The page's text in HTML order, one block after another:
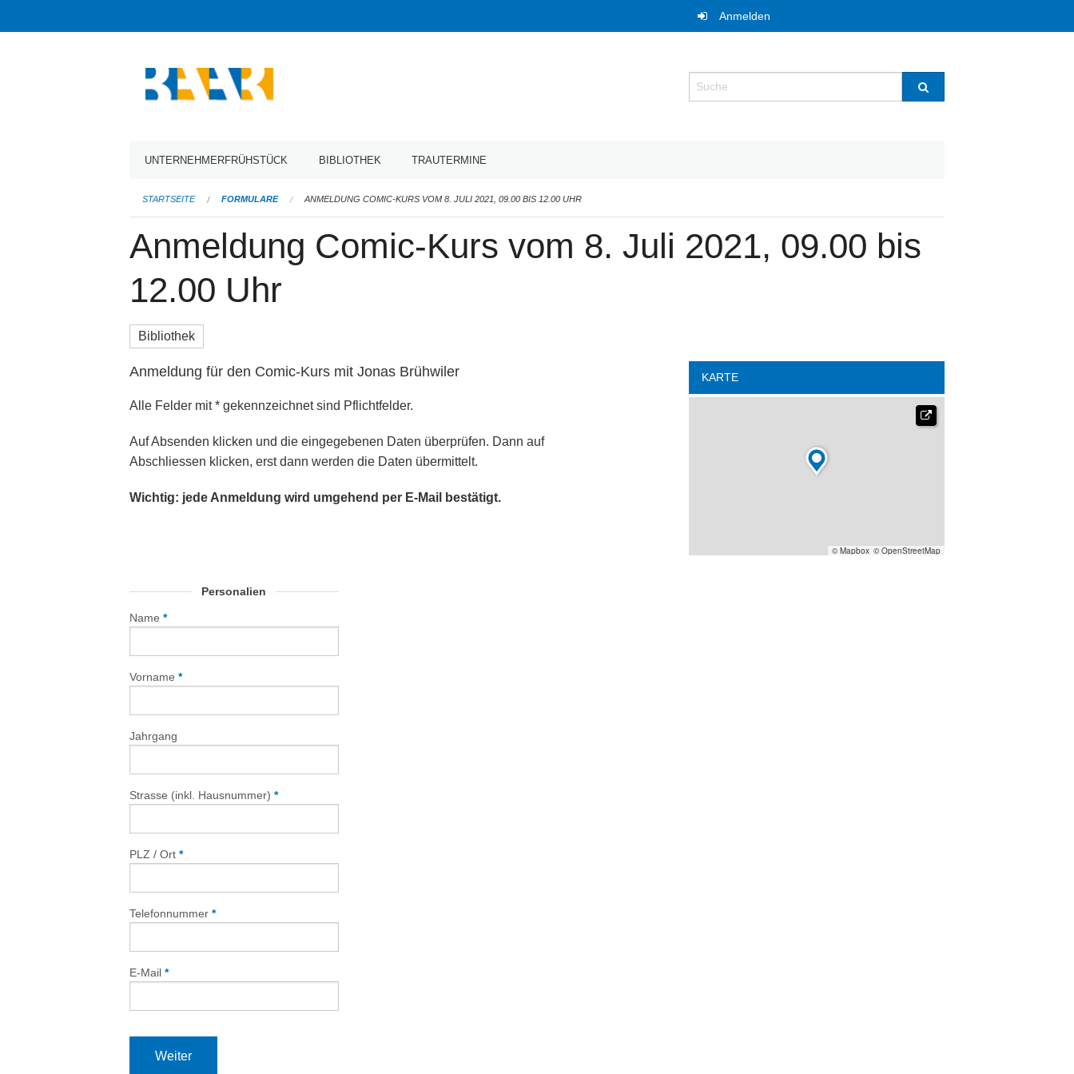
Anmelden
Suche
UNTERNEHMERFRÜHSTÜCK BIBLIOTHEK TRAUTERMINE
STARTSEITE FORMULARE ANMELDUNG COMIC-KURS VOM 8. JULI 2021, 09.00 BIS 12.00 UHR
Anmeldung Comic-Kurs vom 8. Juli 2021, 09.00 bis
12.00 Uhr
Bibliothek
Anmeldung für den Comic-Kurs mit Jonas Brühwiler
Alle Felder mit * gekennzeichnet sind Pflichtfelder.
Auf Absenden klicken und die eingegebenen Daten überprüfen. Dann auf
Abschliessen klicken, erst dann werden die Daten übermittelt.
Wichtig: jede Anmeldung wird umgehend per E-Mail bestätigt.
Personalien
Name *
Vorname *
Jahrgang
Strasse (inkl. Hausnummer) *
PLZ / Ort *
Telefonnummer *
E-Mail *
KARTE

© Mapbox © OpenStreetMap